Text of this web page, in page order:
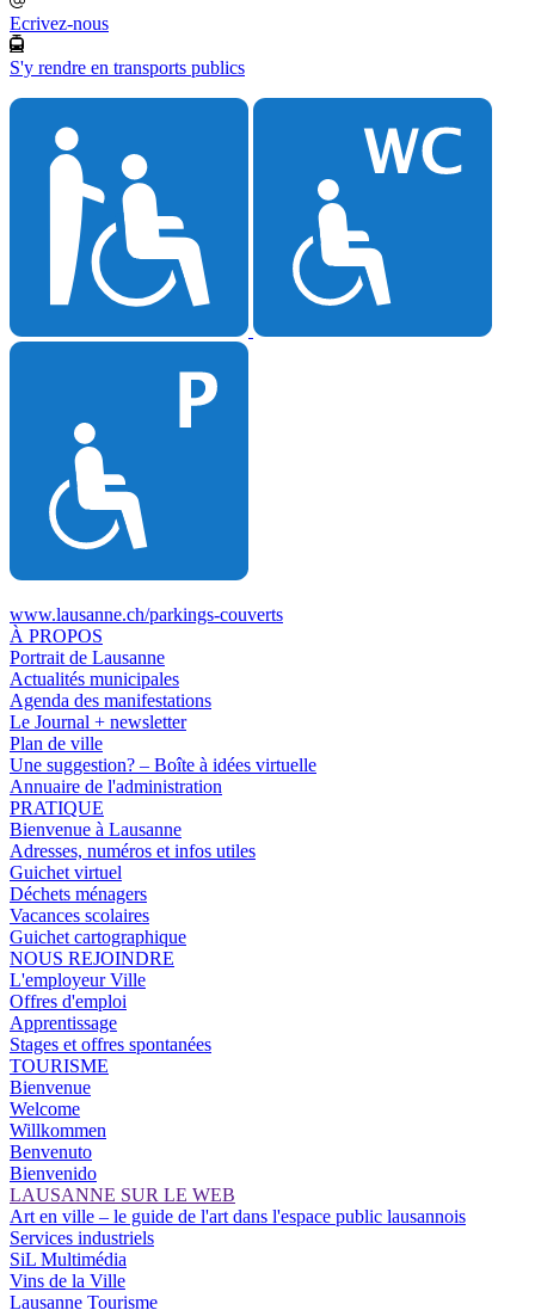
Ecrivez-nous
S'y rendre en transports publics
www.lausanne.ch/parkings-couverts
À PROPOS
Portrait de Lausanne
Actualités municipales
Agenda des manifestations
Le Journal + newsletter
Plan de ville
Une suggestion? – Boîte à idées virtuelle
Annuaire de l'administration
PRATIQUE
Bienvenue à Lausanne
Adresses, numéros et infos utiles
Guichet virtuel
Déchets ménagers
Vacances scolaires
Guichet cartographique
NOUS REJOINDRE
L'employeur Ville
Offres d'emploi
Apprentissage
Stages et offres spontanées
TOURISME
Bienvenue
Welcome
Willkommen
Benvenuto
Bienvenido
LAUSANNE SUR LE WEB
Art en ville – le guide de l'art dans l'espace public lausannois
Services industriels
SiL Multimédia
Vins de la Ville
Lausanne Tourisme